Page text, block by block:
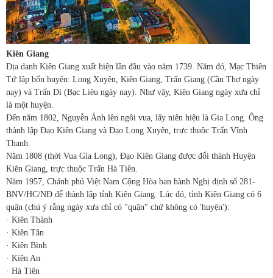
Kiên Giang
Địa danh Kiên Giang xuất hiện lần đầu vào năm 1739. Năm đó, Mạc Thiên
Tứ lập bốn huyện: Long Xuyên, Kiên Giang, Trấn Giang (Cần Thơ ngày
nay) và Trấn Di (Bạc Liêu ngày nay). Như vậy, Kiên Giang ngày xưa chỉ
là một huyện.
Đến năm 1802, Nguyễn Ánh lên ngôi vua, lấy niên hiệu là Gia Long. Ông
thành lập Đạo Kiên Giang và Đạo Long Xuyên, trực thuộc Trấn Vĩnh
Thanh.
Năm 1808 (thời Vua Gia Long), Đạo Kiên Giang được đổi thành Huyện
Kiên Giang, trực thuộc Trấn Hà Tiên.
Năm 1957, Chánh phủ Việt Nam Cộng Hòa ban hành Nghị định số 281-
BNV/HC/NĐ để thành lập tỉnh Kiên Giang. Lúc đó, tỉnh Kiên Giang có 6
quận (chú ý rằng ngày xưa chỉ có "quận" chứ không có 'huyện'):
· Kiên Thành
· Kiên Tân
· Kiên Bình
· Kiên An
· Hà Tiên